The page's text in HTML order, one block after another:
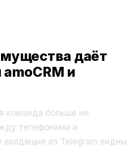
даёт
и
команда больше не
телефонами и
входящие из Telegram видны